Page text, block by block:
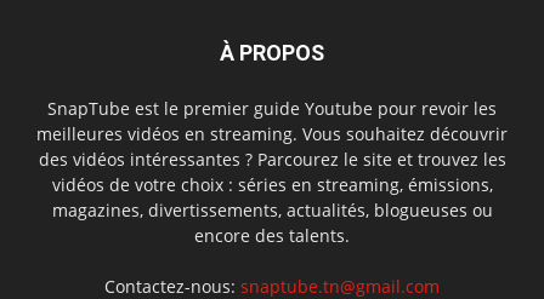
À PROPOS
SnapTube est le premier guide Youtube pour revoir les
meilleures vidéos en streaming. Vous souhaitez découvrir
des vidéos intéressantes ? Parcourez le site et trouvez les
vidéos de votre choix : séries en streaming, émissions,
magazines, divertissements, actualités, blogueuses ou
encore des talents.
Contactez-nous: snaptube.tn@gmail.com